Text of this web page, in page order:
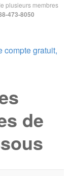
plusieurs membres
473-8050
compte gratuit,
de